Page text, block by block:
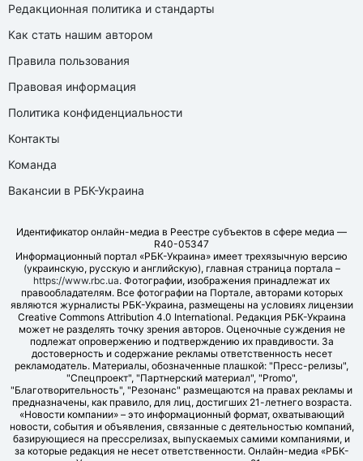
Редакционная политика и стандарты
Как стать нашим автором
Правила пользования
Правовая информация
Политика конфиденциальности
Контакты
Команда
Вакансии в РБК-Украина
Идентификатор онлайн-медиа в Реестре субъектов в сфере медиа —
R40-05347
Информационный портал «РБК-Украина» имеет трехязычную версию
(украинскую, русскую и английскую), главная страница портала –
https://www.rbc.ua. Фотографии, изображения принадлежат их
правообладателям. Все фотографии на Портале, авторами которых
являются журналисты РБК-Украина, размещены на условиях лицензии
Creative Commons Attribution 4.0 International. Редакция РБК-Украина
может не разделять точку зрения авторов. Оценочные суждения не
подлежат опровержению и подтверждению их правдивости. За
достоверность и содержание рекламы ответственность несет
рекламодатель. Материалы, обозначенные плашкой: "Пресс-релизы",
"Спецпроект", "Партнерский материал", "Promo",
"Благотворительность", "Резонанс" размещаются на правах рекламы и
предназначены, как правило, для лиц, достигших 21-летнего возраста.
«Новости компании» – это информационный формат, охватывающий
новости, события и объявления, связанные с деятельностью компаний,
базирующиеся на прессрелизах, выпускаемых самими компаниями, и
за которые редакция не несет ответственности. Онлайн-медиа «РБК-